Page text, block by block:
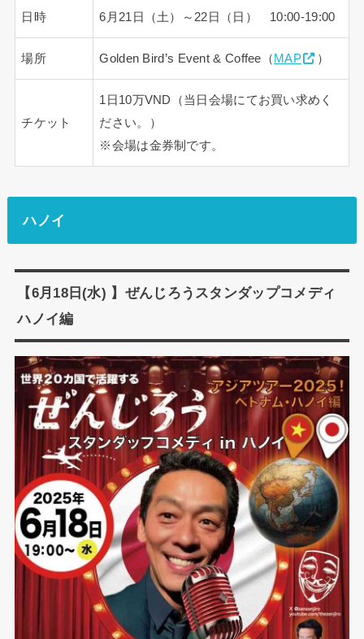
日時 6月21日（土）～22日（日） 10:00-19:00
場所 Golden Bird’s Event & Coffee（ MAP ）
チケット
1日10万VND（当日会場にてお買い求めく
ださい。）
※会場は金券制です。
ハノイ
【6月18日(水) 】ぜんじろうスタンダップコメディ
ハノイ編